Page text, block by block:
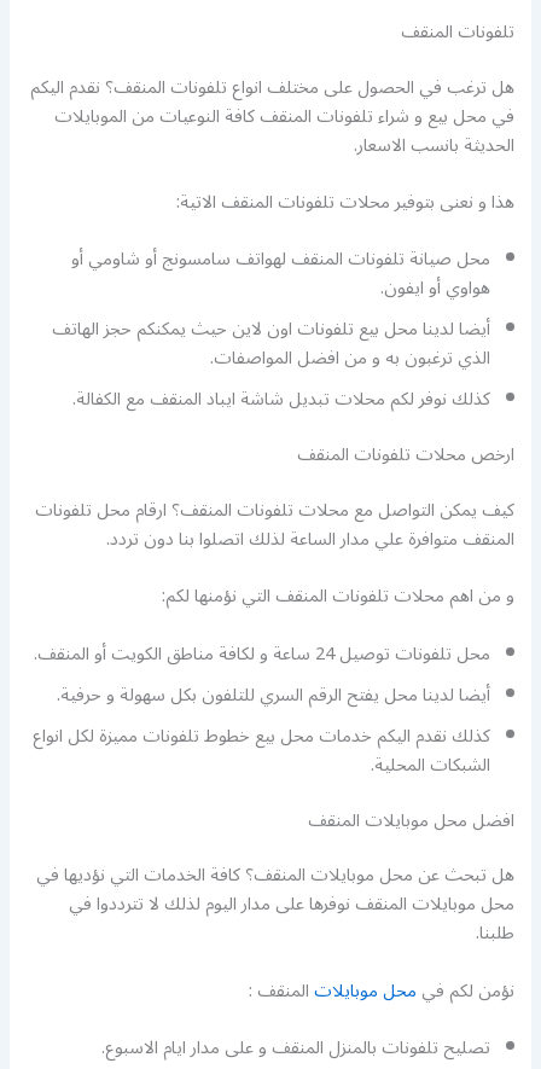
تلفونات المنقف
هل ترغب في الحصول على مختلف انواع تلفونات المنقف؟ نقدم اليكم
في محل بيع و شراء تلفونات المنقف كافة النوعيات من الموبايلات
الحديثة بانسب الاسعار.
هذا و نعنى بتوفير محلات تلفونات المنقف الاتية:
محل صيانة تلفونات المنقف لهواتف سامسونج أو شاومي أو
هواوي أو ايفون.
أيضا لدينا محل بيع تلفونات اون لاين حيث يمكنكم حجز الهاتف
الذي ترغبون به و من افضل المواصفات.
كذلك نوفر لكم محلات تبديل شاشة ايباد المنقف مع الكفالة.
ارخص محلات تلفونات المنقف
كيف يمكن التواصل مع محلات تلفونات المنقف؟ ارقام محل تلفونات
المنقف متوافرة علي مدار الساعة لذلك اتصلوا بنا دون تردد.
و من اهم محلات تلفونات المنقف التي نؤمنها لكم:
محل تلفونات توصيل 24 ساعة و لكافة مناطق الكويت أو المنقف.
أيضا لدينا محل يفتح الرقم السري للتلفون بكل سهولة و حرفية.
كذلك نقدم اليكم خدمات محل بيع خطوط تلفونات مميزة لكل انواع
الشبكات المحلية.
افضل محل موبايلات المنقف
هل تبحث عن محل موبايلات المنقف؟ كافة الخدمات التي نؤديها في
محل موبايلات المنقف نوفرها على مدار اليوم لذلك لا تترددوا في
طلبنا.
نؤمن لكم فيمحل موبايلاتالمنقف :
تصليح تلفونات بالمنزل المنقف و على مدار ايام الاسبوع.